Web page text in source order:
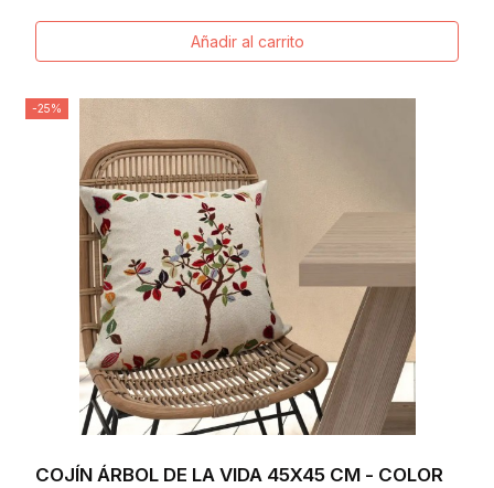
Añadir al carrito
-25%
COJÍN ÁRBOL DE LA VIDA 45X45 CM - COLOR